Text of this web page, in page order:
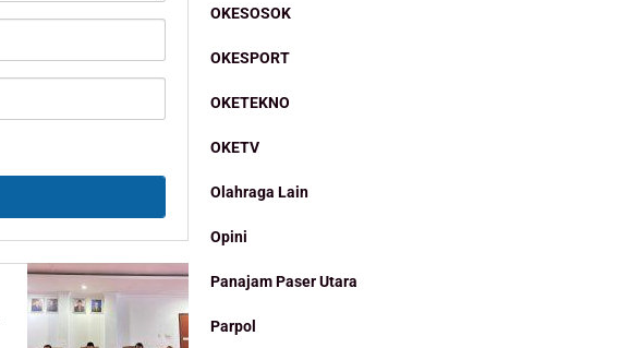
OKESOSOK
OKESPORT
OKETEKNO
OKETV
Olahraga Lain
Opini
Panajam Paser Utara
Parpol